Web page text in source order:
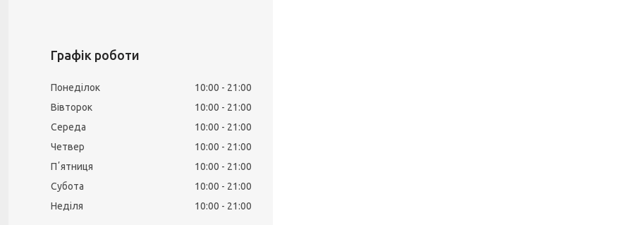
Графік роботи
Понеділок 10:00
21:00
Вівторок
10:00
21:00
Середа
10:00
21:00
Четвер
10:00
21:00
Пʼятниця
10:00
21:00
Субота
10:00
21:00
Неділя
10:00 21:00